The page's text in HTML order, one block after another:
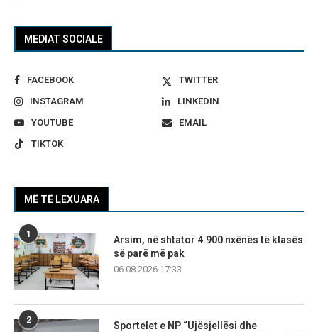
MEDIAT SOCIALE
FACEBOOK
TWITTER
INSTAGRAM
LINKEDIN
YOUTUBE
EMAIL
TIKTOK
MË TË LEXUARA
1
Arsim, në shtator 4.900 nxënës të klasës
së parë më pak
06.08.2026 17:33
2
Sportelet e NP “Ujësjellësi dhe